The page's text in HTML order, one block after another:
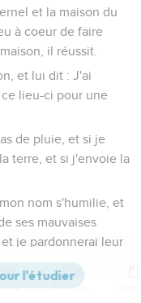
et la maison du
à coeur de faire
il réussit.
et lui dit : J'ai
lieu-ci pour une
de pluie, et si je
terre, et si j'envoie la
nom s'humilie, et
ses mauvaises
je pardonnerai leur
et mes oreilles